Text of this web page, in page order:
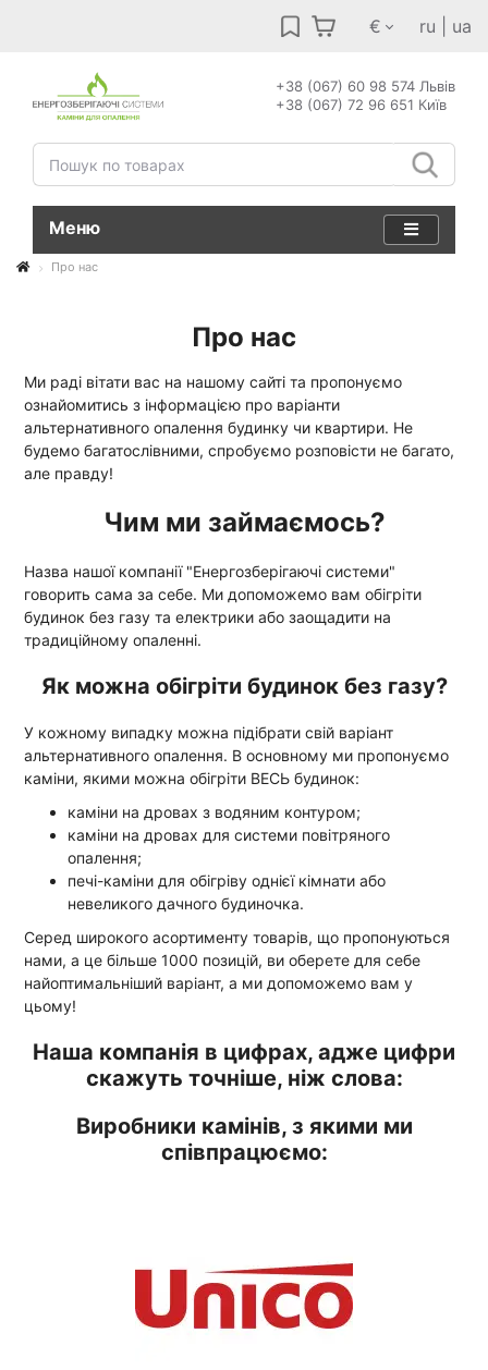
€ ru ua
+38 (067) 60 98 574 Львів
+38 (067) 72 96 651 Київ
Меню
Про нас
Про нас
Ми раді вітати вас на нашому сайті та пропонуємо
ознайомитись з інформацією про варіанти
альтернативного опалення будинку чи квартири. Не
будемо багатослівними, спробуємо розповісти не багато,
але правду!
Чим ми займаємось?
Назва нашої компанії "Енергозберігаючі системи"
говорить сама за себе. Ми допоможемо вам обігріти
будинок без газу та електрики або заощадити на
традиційному опаленні.
Як можна обігріти будинок без газу?
У кожному випадку можна підібрати свій варіант
альтернативного опалення. В основному ми пропонуємо
каміни, якими можна обігріти ВЕСЬ будинок:
каміни на дровах з водяним контуром;
каміни на дровах для системи повітряного
опалення;
печі-каміни для обігріву однієї кімнати або
невеликого дачного будиночка.
Серед широкого асортименту товарів, що пропонуються
нами, а це більше 1000 позицій, ви оберете для себе
найоптимальніший варіант, а ми допоможемо вам у
цьому!
Наша компанія в цифрах, адже цифри
скажуть точніше, ніж слова:
Виробники камінів, з якими ми
співпрацюємо: